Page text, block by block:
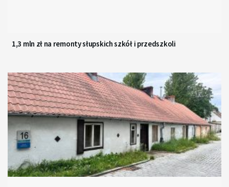
1,3 mln zł na remonty słupskich szkół i przedszkoli